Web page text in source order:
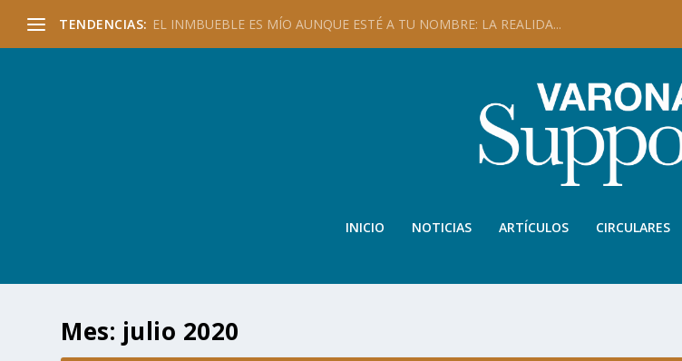
TENDENCIAS: EL INMBUEBLE ES MÍO AUNQUE ESTÉ A TU NOMBRE: LA REALIDA...
INICIO NOTICIAS ARTÍCULOS CIRCULARES
Mes: julio 2020